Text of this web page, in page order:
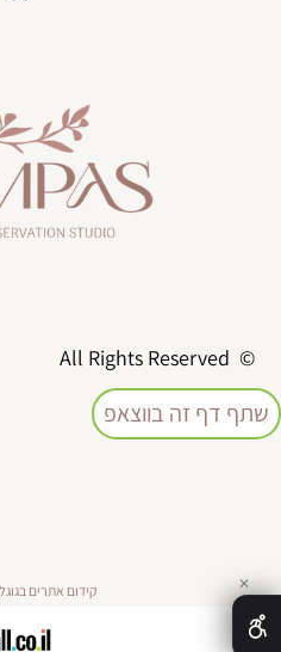
© All Rights Reserved
שתף דף זה בווצאפ
קידום אתרים ✕